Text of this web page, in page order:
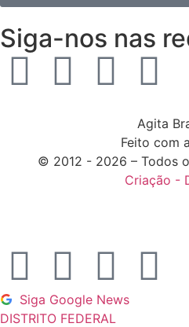
Siga-nos nas
Agita
Feito com
© 2012 - 2026 – Todos
Criação -
Siga Google News
DISTRITO FEDERAL